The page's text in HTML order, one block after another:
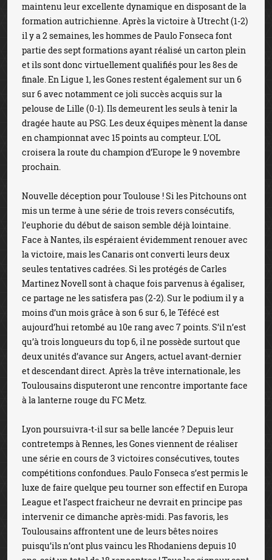
maintenu leur excellente dynamique en disposant de la
formation autrichienne. Après la victoire à Utrecht (1-2)
il y a 2 semaines, les hommes de Paulo Fonseca font
partie des sept formations ayant réalisé un carton plein
et ils sont donc virtuellement qualifiés pour les 8es de
finale. En Ligue 1, les Gones restent également sur un 6
sur 6 avec notamment ce joli succès acquis sur la
pelouse de Lille (0-1). Ils demeurent les seuls à tenir la
dragée haute au PSG. Les deux équipes mènent la danse
en championnat avec 15 points au compteur. L’OL
croisera la route du champion d’Europe le 9 novembre
prochain.
Nouvelle déception pour Toulouse ! Si les Pitchouns ont
mis un terme à une série de trois revers consécutifs,
l’euphorie du début de saison semble déjà lointaine.
Face à Nantes, ils espéraient évidemment renouer avec
la victoire, mais les Canaris ont converti leurs deux
seules tentatives cadrées. Si les protégés de Carles
Martinez Novell sont à chaque fois parvenus à égaliser,
ce partage ne les satisfera pas (2-2). Sur le podium il y a
moins d’un mois grâce à son 6 sur 6, le Téfécé est
aujourd’hui retombé au 10e rang avec 7 points. S’il n’est
qu’à trois longueurs du top 6, il ne possède surtout que
deux unités d’avance sur Angers, actuel avant-dernier
et descendant direct. Après la trêve internationale, les
Toulousains disputeront une rencontre importante face
à la lanterne rouge du FC Metz.
Lyon poursuivra-t-il sur sa belle lancée ? Depuis leur
contretemps à Rennes, les Gones viennent de réaliser
une série en cours de 3 victoires consécutives, toutes
compétitions confondues. Paulo Fonseca s’est permis le
luxe de faire quelque peu tourner son effectif en Europa
League et l’aspect fraicheur ne devrait en principe pas
intervenir ce dimanche après-midi. Pas favoris, les
Toulousains affrontent une de leurs bêtes noires
puisqu’ils n’ont plus vaincu les Rhodaniens depuis 10